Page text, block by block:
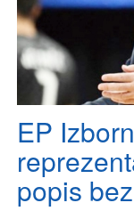
EP
popis